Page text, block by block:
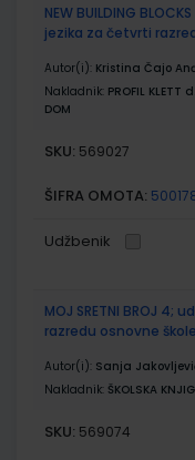
NEW BUILDING
jezika za četvrti
Autor(i): Kristina Čajo
Nakladnik: PROFIL KLETT
DOM
SKU: 569027
ŠIFRA OMOTA:
Udžbenik
MOJ SRETNI BROJ
razredu osnovne
Autor(i): Sanja
Nakladnik: ŠKOLSKA
SKU: 569074